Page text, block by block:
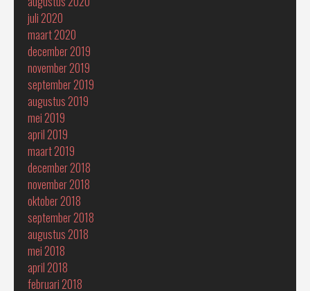
juli 2020
maart 2020
december 2019
november 2019
september 2019
augustus 2019
mei 2019
april 2019
maart 2019
december 2018
november 2018
oktober 2018
september 2018
augustus 2018
mei 2018
april 2018
februari 2018